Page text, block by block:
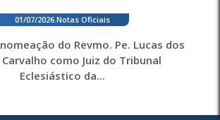
01/07/2026. Notas Oficiais
do Revmo. Pe. Lucas dos
como Juiz do Tribunal
Eclesiástico da...